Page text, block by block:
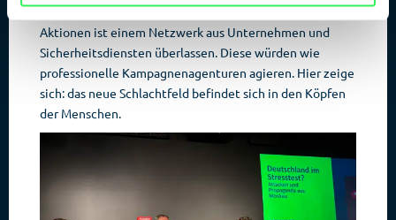
Direktive aus dem Kreml kommt; die Ausgestaltung der
Aktionen ist einem Netzwerk aus Unternehmen und
Sicherheitsdiensten überlassen. Diese würden wie
professionelle Kampagnenagenturen agieren. Hier zeige
sich: das neue Schlachtfeld befindet sich in den Köpfen
der Menschen.